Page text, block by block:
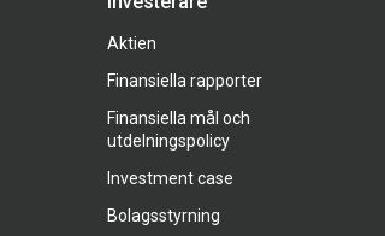
Aktien
Finansiella rapporter
Finansiella mål och
utdelningspolicy
Investment case
Bolagsstyrning